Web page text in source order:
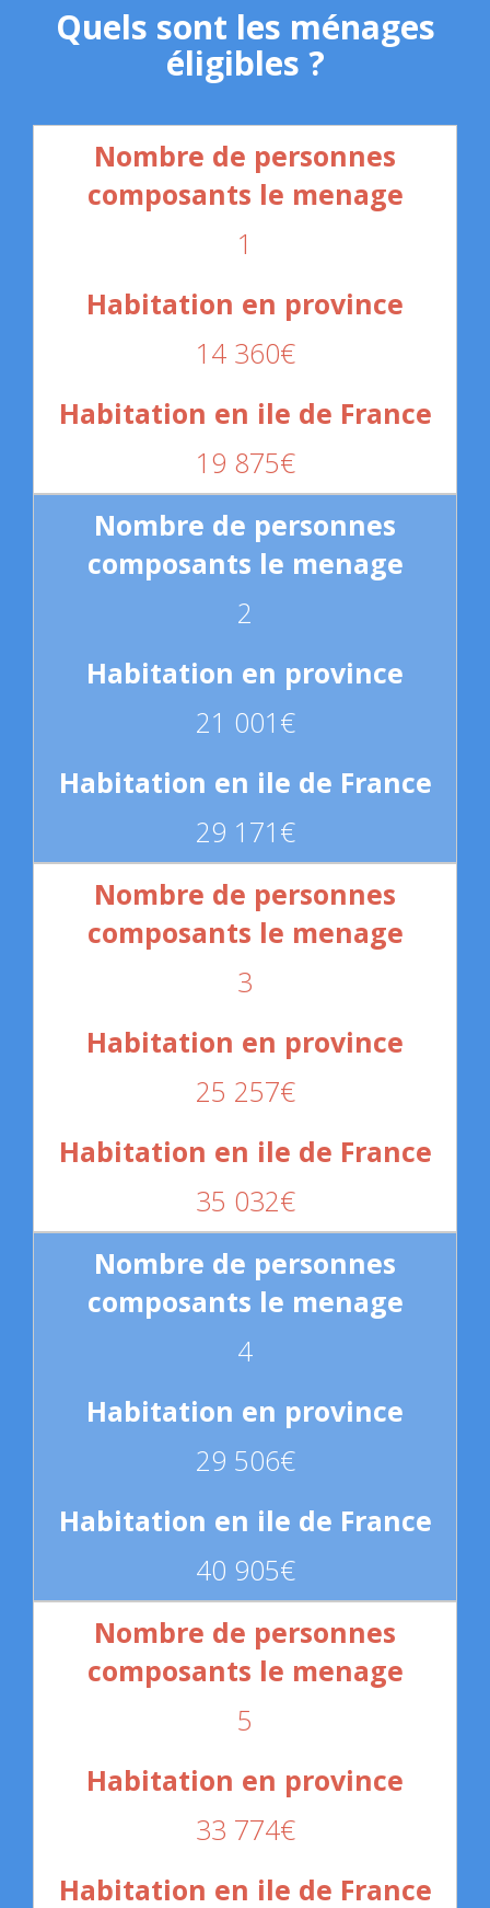
Quels sont les ménages
éligibles ?
1
14 360€
19 875€
2
21 001€
29 171€
3
25 257€
35 032€
4
29 506€
40 905€
5
33 774€